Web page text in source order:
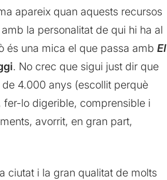
apareix quan aquests recursos
la personalitat de qui hi ha al
és una mica el que passa amb El
. No crec que sigui just dir que
4.000 anys (escollit perquè
fer-lo digerible, comprensible i
avorrit, en gran part,
ciutat i la gran qualitat de molts